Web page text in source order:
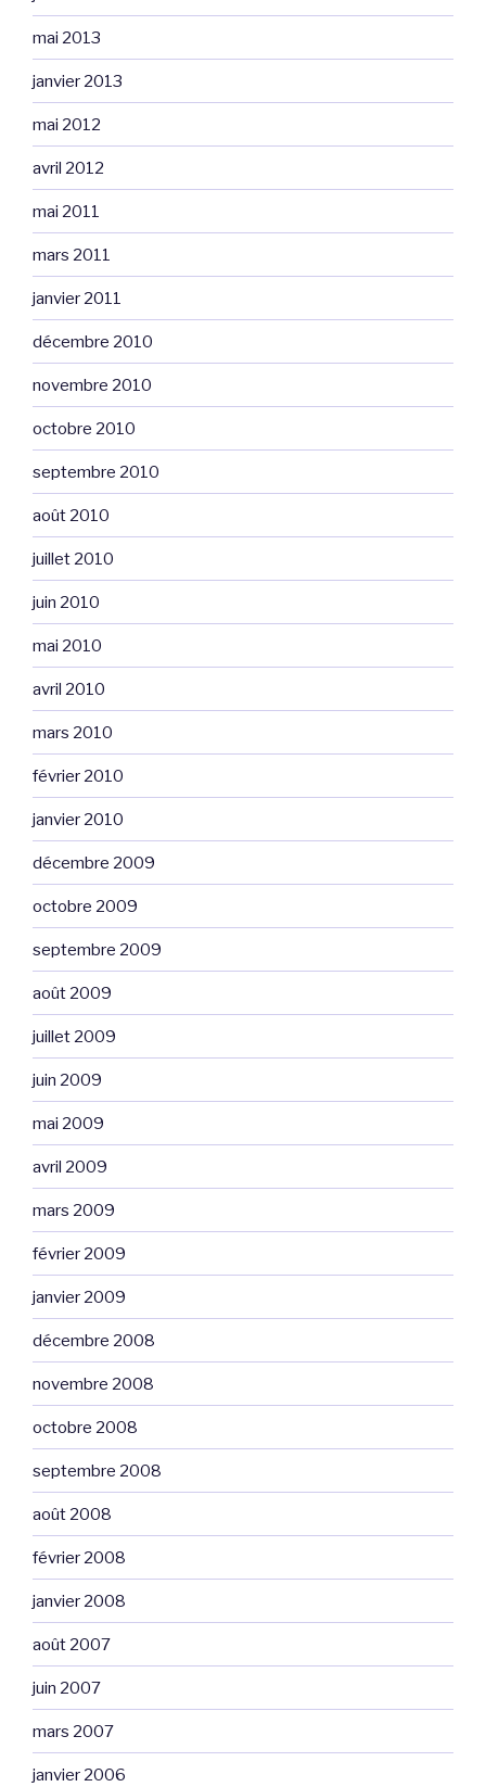
mai 2013
janvier 2013
mai 2012
avril 2012
mai 2011
mars 2011
janvier 2011
décembre 2010
novembre 2010
octobre 2010
septembre 2010
août 2010
juillet 2010
juin 2010
mai 2010
avril 2010
mars 2010
février 2010
janvier 2010
décembre 2009
octobre 2009
septembre 2009
août 2009
juillet 2009
juin 2009
mai 2009
avril 2009
mars 2009
février 2009
janvier 2009
décembre 2008
novembre 2008
octobre 2008
septembre 2008
août 2008
février 2008
janvier 2008
août 2007
juin 2007
mars 2007
janvier 2006